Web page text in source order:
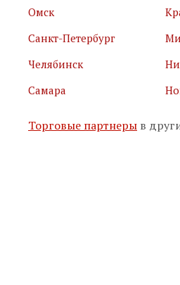
Я принимаю
условия
Я соглашаюсь сполитикой
Омск
Санкт-Петербург
Челябинск
Самара
Торговые партнеры в